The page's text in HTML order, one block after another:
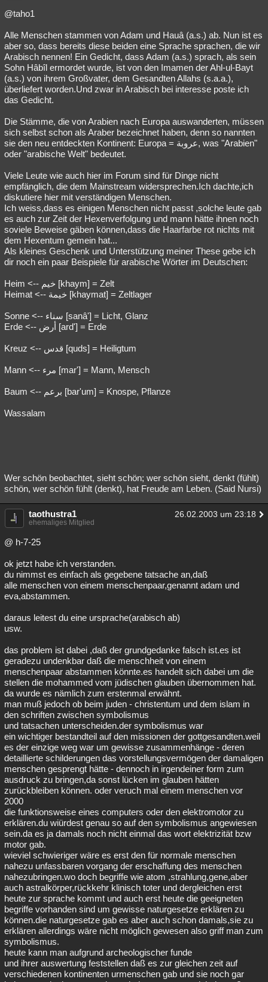
@taho1
Alle Menschen stammen von Adam und Hauâ (a.s.) ab. Nun ist es
aber so, dass bereits diese beiden eine Sprache sprachen, die wir
Arabisch nennen! Ein Gedicht, dass Adam (a.s.) sprach, als sein
Sohn Hâbîl ermordet wurde, ist von den Imamen der Ahl-ul-Bayt
(a.s.) von ihrem Großvater, dem Gesandten Allahs (s.a.a.),
überliefert worden.Und zwar in Arabisch bei interesse poste ich
das Gedicht.
Die Stämme, die von Arabien nach Europa auswanderten, müssen
sich selbst schon als Araber bezeichnet haben, denn so nannten
sie den neu entdeckten Kontinent: Europa = عروبة, was "Arabien"
oder "arabische Welt" bedeutet.
Viele Leute wie auch hier im Forum sind für Dinge nicht
empfänglich, die dem Mainstream widersprechen.Ich dachte,ich
diskutiere hier mit verständigen Menschen.
Ich weiss,dass es einigen Menschen nicht passt ,solche leute gab
es auch zur Zeit der Hexenverfolgung und mann hätte ihnen noch
soviele Beweise gäben können,dass die Haarfarbe rot nichts mit
dem Hexentum gemein hat...
Als kleines Geschenk und Unterstützung meiner These gebe ich
dir noch ein paar Beispiele für arabische Wörter im Deutschen:
Heim <-- خيم [khaym] = Zelt
Heimat <-- خيمة [khaymat] = Zeltlager
Sonne <-- سناء [sanâ'] = Licht, Glanz
Erde <-- أرض [ard'] = Erde
Kreuz <-- قدس [quds] = Heiligtum
Mann <-- مرء [mar'] = Mann, Mensch
Baum <-- برعم [bar'um] = Knospe, Pflanze
Wassalam
Wer schön beobachtet, sieht schön; wer schön sieht, denkt (fühlt)
schön, wer schön fühlt (denkt), hat Freude am Leben. (Said Nursi)
taothustra1 26.02.2003 um 23:18
ehemaliges Mitglied
@ h-7-25
ok jetzt habe ich verstanden.
du nimmst es einfach als gegebene tatsache an,daß
alle menschen von einem menschenpaar,genannt adam und
eva,abstammen.
daraus leitest du eine ursprache(arabisch ab)
usw.
das problem ist dabei ,daß der grundgedanke falsch ist.es ist
geradezu undenkbar daß die menschheit von einem
menschenpaar abstammen könnte.es handelt sich dabei um die
stellen die mohammed vom jüdischen glauben übernommen hat.
da wurde es nämlich zum erstenmal erwähnt.
man muß jedoch ob beim juden - christentum und dem islam in
den schriften zwischen symbolismus
und tatsachen unterscheiden.der symbolismus war
ein wichtiger bestandteil auf den missionen der gottgesandten.weil
es der einzige weg war um gewisse zusammenhänge - deren
detaillierte schilderungen das vorstellungsvermögen der damaligen
menschen gesprengt hätte - dennoch in irgendeiner form zum
ausdruck zu bringen,da sonst lücken im glauben hätten
zurückbleiben können. oder veruch mal einem menschen vor
2000
die funktionsweise eines computers oder den elektromotor zu
erklären.du wiürdest genau so auf den symbolismus angewiesen
sein.da es ja damals noch nicht einmal das wort elektrizität bzw
motor gab.
wieviel schwieriger wäre es erst den für normale menschen
nahezu unfassbaren vorgang der erschaffung des menschen
nahezubringen.wo doch begriffe wie atom ,strahlung,gene,aber
auch astralkörper,rückkehr klinisch toter und dergleichen erst
heute zur sprache kommt und auch erst heute die geeigneten
begriffe vorhanden sind um gewisse naturgesetze erklären zu
können.die naturgesetze gab es aber auch schon damals,sie zu
erklären allerdings wäre nicht möglich gewesen also griff man zum
symbolismus.
heute kann man aufgrund archeologischer funde
und ihrer auswertung feststellen daß es zur gleichen zeit auf
verschiedenen kontinenten urmenschen gab und sie noch gar